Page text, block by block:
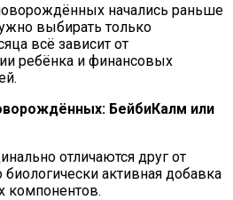
начались раньше
выбирать только
всё зависит от
ребёнка и финансовых
БейбиКалм или
отличаются друг от
активная добавка
компонентов.